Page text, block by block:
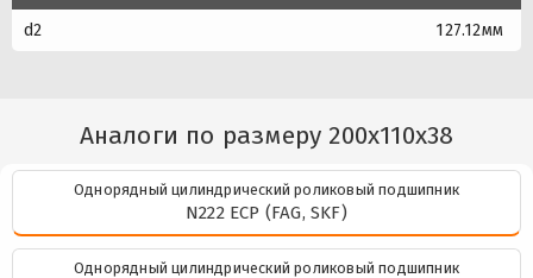
d2 127.12мм
Аналоги по размеру 200x110x38
Однорядный цилиндрический роликовый подшипник
N222 ECP (FAG, SKF)
Однорядный цилиндрический роликовый подшипник